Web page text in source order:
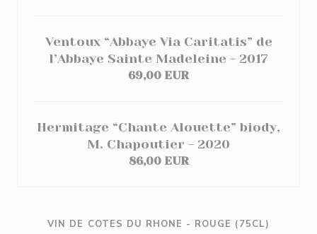
Ventoux “Abbaye Via Caritatis” de
l’Abbaye Sainte Madeleine - 2017
69,00 EUR
Hermitage “Chante Alouette” biody,
M. Chapoutier - 2020
86,00 EUR
VIN DE COTES DU RHONE - ROUGE (75CL)